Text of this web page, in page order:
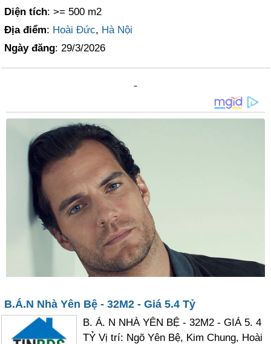
Diện tích: >= 500 m2
Địa điểm: Hoài Đức, Hà Nội
Ngày đăng: 29/3/2026
B.Á.N Nhà Yên Bệ - 32M2 - Giá 5.4 Tỷ
B. Á. N NHÀ YÊN BỆ - 32M2 - GIÁ 5. 4
TỶ Vị trí: Ngõ Yên Bệ, Kim Chung, Hoài